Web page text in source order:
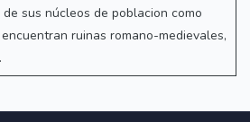
sus núcleos de poblacion como
ruinas romano-medievales,